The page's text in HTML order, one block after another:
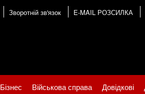
Зворотній зв'язок E-MAIL РОЗСИЛКА
Бізнес Військова справа Довідкові